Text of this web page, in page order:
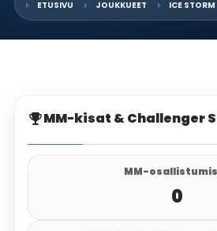
ETUSIVU JOUKKUEET ICE STORM
MM-kisat & Challenger
MM-
0